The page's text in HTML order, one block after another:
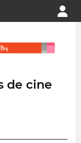
de cine